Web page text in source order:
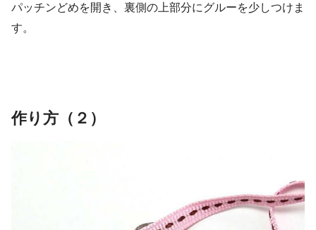
パッチンどめを開き、裏側の上部分にグルーを少しつけま
す。
作り方（２）